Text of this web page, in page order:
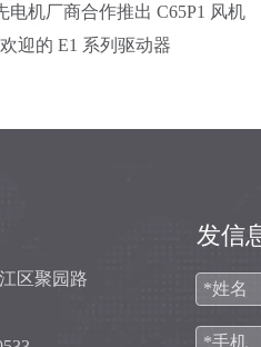
电机厂商合作推出 C65P1 风机
迎的 E1 系列驱动器
区聚园路
发信